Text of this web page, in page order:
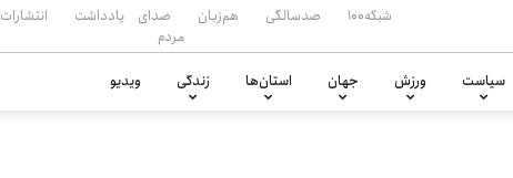
شبکه۱۰۰ صدسالگی هم‌زبان
صدای
مردم
یادداشت انتشارات
سیاست ورزش جهان استان‌ها زندگی ویدیو